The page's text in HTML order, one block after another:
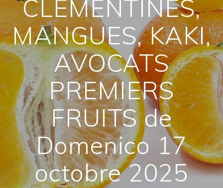
CLEMENTINES,
MANGUES, KAKI,
AVOCATS
PREMIERS
FRUITS de
Domenico 17
octobre 2025